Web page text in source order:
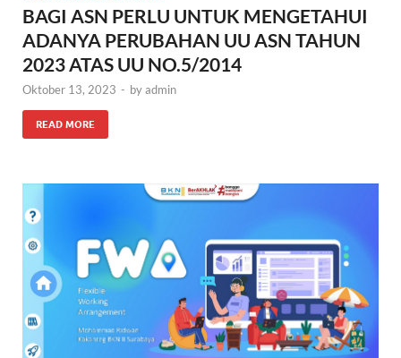
BAGI ASN PERLU UNTUK MENGETAHUI
ADANYA PERUBAHAN UU ASN TAHUN
2023 ATAS UU NO.5/2014
Oktober 13, 2023 - byadmin
READ MORE